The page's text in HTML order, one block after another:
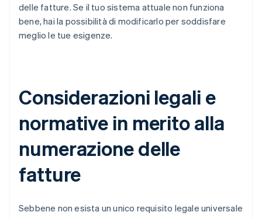
delle fatture. Se il tuo sistema attuale non funziona
bene, hai la possibilità di modificarlo per soddisfare
meglio le tue esigenze.
Considerazioni legali e
normative in merito alla
numerazione delle
fatture
Sebbene non esista un unico requisito legale universale